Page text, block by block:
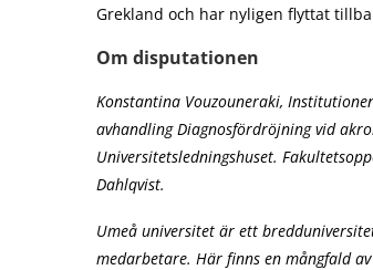
Grekland och har nyligen flyttat
Om disputationen
Konstantina Vouzouneraki,
avhandling Diagnosfördröjning vid
Universitetsledningshuset.
Dahlqvist.
Umeå universitet är ett
medarbetare. Här finns en mångfald